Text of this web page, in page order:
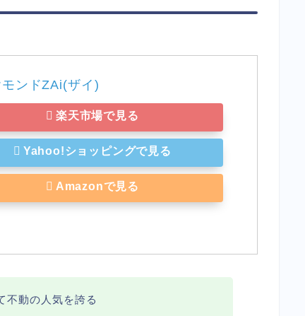
ンドZAi(ザイ)
楽天市場で見る
Yahoo!ショッピングで見る
Amazonで見る
不動の人気を誇る